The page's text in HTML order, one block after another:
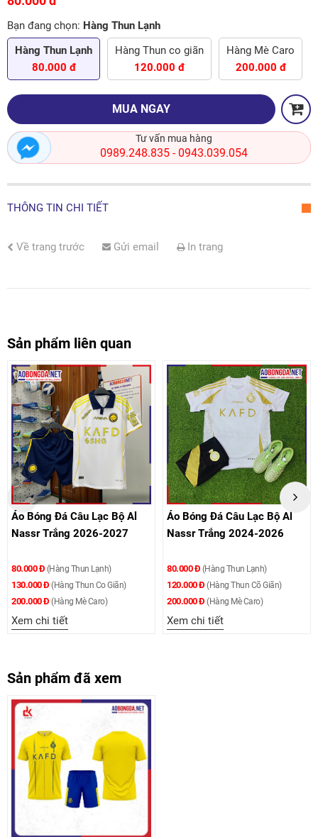
Bạn đang chọn: Hàng Thun Lạnh
Hàng Thun Lạnh
80.000 đ
Hàng Thun co giãn
120.000 đ
Hàng Mè Caro
200.000 đ
MUA NGAY
Tư vấn mua hàng
0989.248.835- 0943.039.054
THÔNG TIN CHI TIẾT
Về trang trước Gửi email In trang
Sản phẩm liên quan
Lạc Bộ Al
2027
Lạnh)
Co Giãn)
Caro)
Áo Bóng Đá Câu Lạc Bộ Al
Nassr Trắng 2024-2026
80.000 Đ (Hàng Thun Lạnh)
120.000 Đ(Hàng Thun Cõ Giãn)
200.000 Đ (Hàng Mè Caro)
Áo Bóng Đá
Nassr Xanh
80.000 Đ
120.000 Đ(Hàng
200.000 Đ
Sản phẩm đã xem